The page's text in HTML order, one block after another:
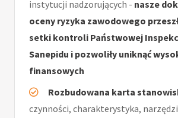
instytucji nadzorujących - nasze
oceny ryzyka zawodowego
setki kontroli Państwowej
Sanepidu i pozwoliły uniknąć
finansowych
Rozbudowana karta
czynności, charakterystyka,